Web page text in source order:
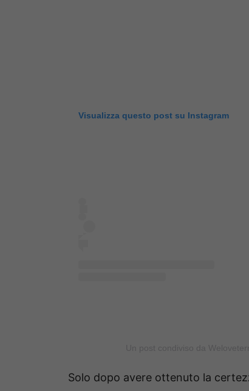
Visualizza questo post su Instagram
Solo dopo avere ottenuto la